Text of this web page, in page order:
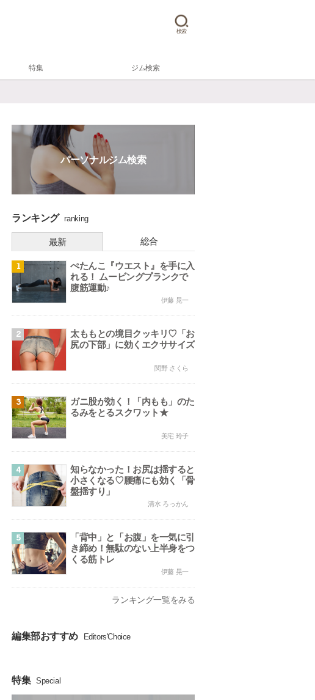
検索
特集 ジム検索
パーソナルジム検索
ランキング ranking
最新 総合
1
ぺたんこ『ウエスト』を手に入
れる！ ムービングプランクで
腹筋運動♪
伊藤 晃一
2
太ももとの境目クッキリ♡「お
尻の下部」に効くエクササイズ
関野 さくら
3
ガニ股が効く！「内もも」のた
るみをとるスクワット★
美宅 玲子
4
知らなかった！お尻は揺すると
小さくなる♡腰痛にも効く「骨
盤揺すり」
清水 ろっかん
5
「背中」と「お腹」を一気に引
き締め！無駄のない上半身をつ
くる筋トレ
伊藤 晃一
ランキング一覧をみる
編集部おすすめ Editors'Choice
特集 Special